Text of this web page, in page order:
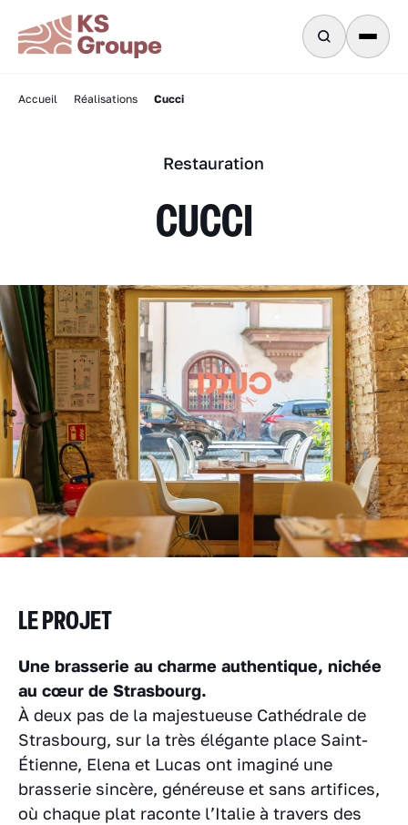
Accueil Réalisations Cucci
Restauration
CUCCI
LE PROJET
Une brasserie au charme authentique, nichée
au cœur de Strasbourg.
À deux pas de la majestueuse Cathédrale de
Strasbourg, sur la très élégante place Saint-
Étienne, Elena et Lucas ont imaginé une
brasserie sincère, généreuse et sans artifices,
où chaque plat raconte l’Italie à travers des